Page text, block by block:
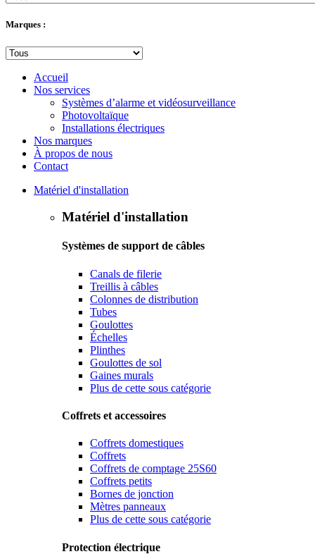
Marques :
Accueil
Nos services
Systèmes d’alarme et vidéosurveillance
Photovoltaïque
Installations électriques
Nos marques
À propos de nous
Contact
Matériel d'installation
Matériel d'installation
Systèmes de support de câbles
Canals de filerie
Treillis à câbles
Colonnes de distribution
Tubes
Goulottes
Échelles
Plinthes
Goulottes de sol
Gaines murals
Plus de cette sous catégorie
Coffrets et accessoires
Coffrets domestiques
Coffrets
Coffrets de comptage 25S60
Coffrets petits
Bornes de jonction
Mètres panneaux
Plus de cette sous catégorie
Protection électrique